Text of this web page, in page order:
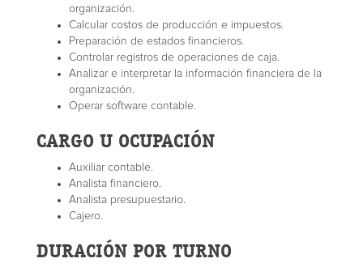
organización.
Calcular costos de producción e impuestos.
Preparación de estados financieros.
Controlar registros de operaciones de caja.
Analizar e interpretar la información financiera de la
organización.
Operar software contable.
CARGO U OCUPACIÓN
Auxiliar contable.
Analista financiero.
Analista presupuestario.
Cajero.
DURACIÓN POR TURNO